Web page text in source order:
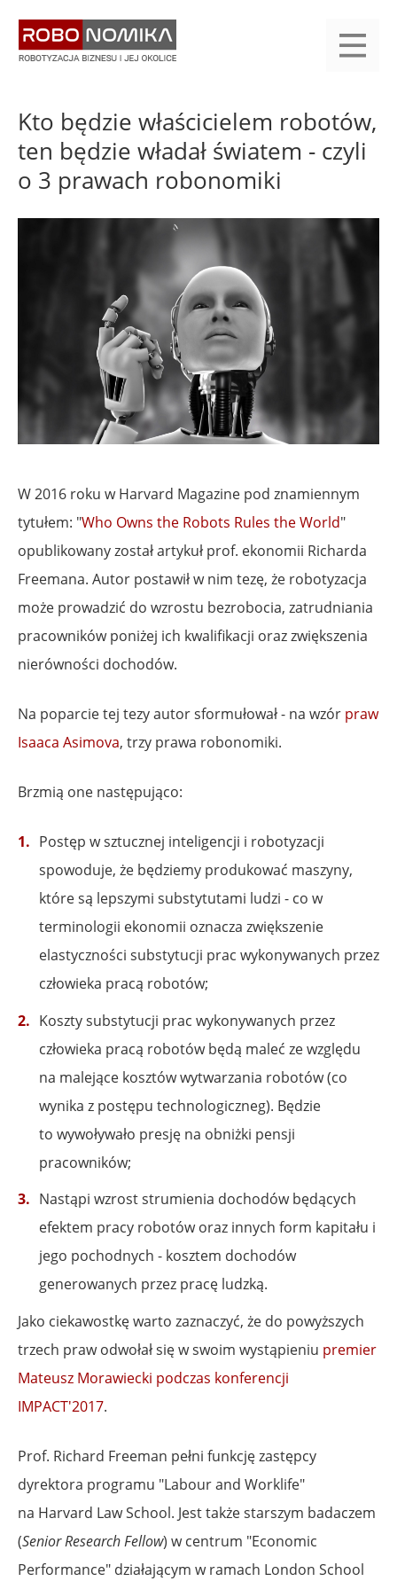
treści
yasne
main
menu
Kto będzie właścicielem robotów,
ten będzie władał światem - czyli
o 3 prawach robonomiki
W 2016 roku w Harvard Magazine pod znamiennym
tytułem: "Who Owns the Robots Rules the World"
opublikowany został artykuł prof. ekonomii Richarda
Freemana. Autor postawił w nim tezę, że robotyzacja
może prowadzić do wzrostu bezrobocia, zatrudniania
pracowników poniżej ich kwalifikacji oraz zwiększenia
nierówności dochodów.
Na poparcie tej tezy autor sformułował - na wzór praw
Isaaca Asimova, trzy prawa robonomiki.
Brzmią one następująco:
Postęp w sztucznej inteligencji i robotyzacji
spowoduje, że będziemy produkować maszyny,
które są lepszymi substytutami ludzi - co w
terminologii ekonomii oznacza zwiększenie
elastyczności substytucji prac wykonywanych przez
człowieka pracą robotów;
Koszty substytucji prac wykonywanych przez
człowieka pracą robotów będą maleć ze względu
na malejące kosztów wytwarzania robotów (co
wynika z postępu technologiczneg). Będzie
to wywoływało presję na obniżki pensji
pracowników;
Nastąpi wzrost strumienia dochodów będących
efektem pracy robotów oraz innych form kapitału i
jego pochodnych - kosztem dochodów
generowanych przez pracę ludzką.
Jako ciekawostkę warto zaznaczyć, że do powyższych
trzech praw odwołał się w swoim wystąpieniu premier
Mateusz Morawiecki podczas konferencji
IMPACT'2017.
Prof. Richard Freeman pełni funkcję zastępcy
dyrektora programu "Labour and Worklife"
na Harvard Law School. Jest także starszym badaczem
(Senior Research Fellow) w centrum "Economic
Performance" działającym w ramach London School